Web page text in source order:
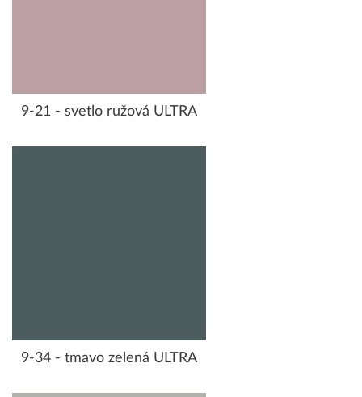
9-21 - svetlo ružová ULTRA
9-34 - tmavo zelená ULTRA